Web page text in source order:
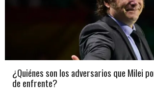
¿Quiénes son los adversarios que Milei
de enfrente?